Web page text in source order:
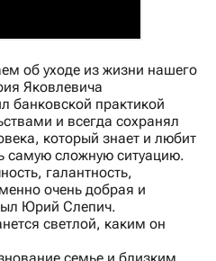
об уходе из жизни нашего
Яковлевича
банковской практикой
и всегда сохранял
который знает и любит
самую сложную ситуацию.
галантность,
очень добрая и
Юрий Слепич.
светлой, каким он